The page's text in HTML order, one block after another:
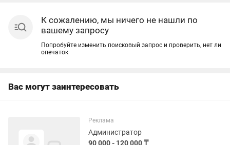
К сожалению, мы ничего не нашли по
вашему запросу
Попробуйте изменить поисковый запрос и проверить, нет ли
опечаток
Вас могут заинтересовать
Реклама
Администратор
90 000 - 120 000 ₸